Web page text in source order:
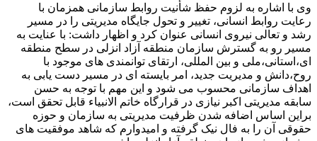
وی با اشاره به لزوم حفظ شأنیت روابط سازمانی همزمان با
رعایت روابط انسانی، تغییر و تحول جایگاه مدیریتی را در مسیر
رشد و تعالی نیروی انسانی عنوان کرد و اظهار داشت: با عنایت به
مسیر رو به گسترش سازمان منطقه آزاد انزلی در سطح منطقه
ای،استانی،ملی و بین المللی، ارتقای توانمندی های موجود با
روح،دانش و مدیریت جدید، امر بایسته ای در مسیر دست یابی به
اهداف سازمانی محسوب می شود و این مهم با توجه به حسن
سابقه مدیریتی اکبر نیازی در قرارگاه خاتم الانبیاء قابل تحقق است،
براین اساس اضافه شدن ظرفیت مدیریتی به سازمان و حوزه
حقوقی آن را به فال نیک گرفته و امیدوارم که شاهد موفقیت های